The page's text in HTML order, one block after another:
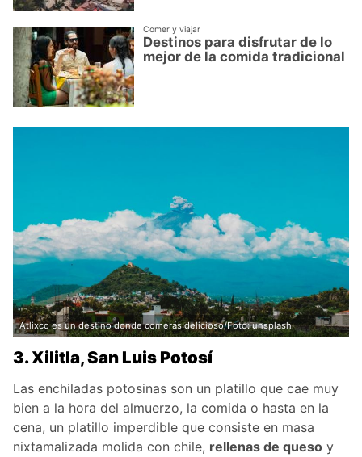
Comer y viajar
Destinos para disfrutar de lo
mejor de la comida tradicional
Atlixco es un destino donde comerás delicioso/Foto: unsplash
3. Xilitla, San Luis Potosí
Las enchiladas potosinas son un platillo que cae muy
bien a la hora del almuerzo, la comida o hasta en la
cena, un platillo imperdible que consiste en masa
nixtamalizada molida con chile, rellenas de queso y